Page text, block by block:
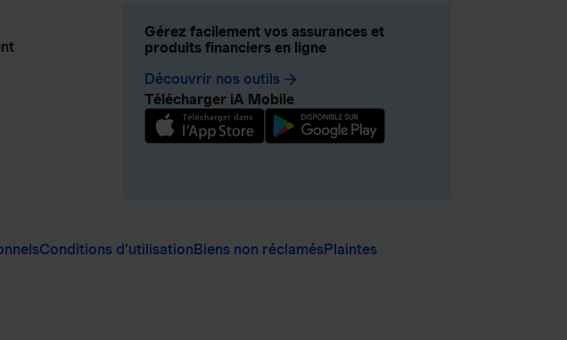
Gérez facilement vos assurances et
produits financiers en ligne
Découvrir nos outils arrow_forward
Télécharger iA Mobile
Conditions d’utilisationBiens non réclamésPlaintes